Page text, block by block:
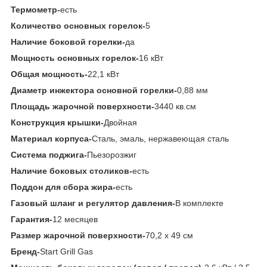
Термометр-есть
Количество основных горелок-5
Наличие боковой горелки-да
Мощность основных горелок-16 кВт
Общая мощность-22,1 кВт
Диаметр инжектора основной горелки-0,88 мм
Площадь жарочной поверхности-3440 кв.см
Конструкция крышки-Двойная
Материал корпуса-Сталь, эмаль, нержавеющая сталь
Система поджига-Пьезорозжиг
Наличие боковых столиков-есть
Поддон для сбора жира-есть
Газовый шланг и регулятор давления-В комплекте
Гарантия-12 месяцев
Размер жарочной поверхности-70,2 х 49 см
Бренд-Start Grill Gas